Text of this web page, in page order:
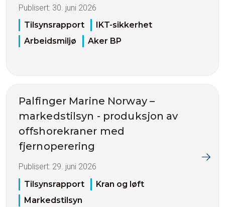
Publisert: 30. juni 2026
Tilsynsrapport
IKT-sikkerhet
Arbeidsmiljø
Aker BP
Palfinger Marine Norway –
markedstilsyn - produksjon av
offshorekraner med
fjernoperering
Publisert: 29. juni 2026
Tilsynsrapport
Kran og løft
Markedstilsyn